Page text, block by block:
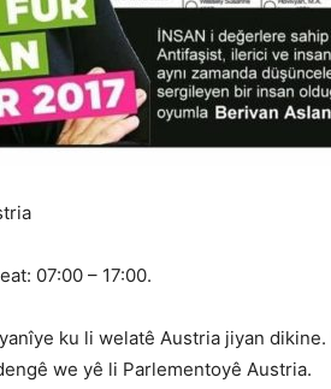
07:00 – 17:00.
ku li welatê Austria jiyan
we yê li Parlementoyê Austria.